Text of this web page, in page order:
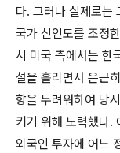
다. 그러나 실제로는
국가 신인도를 조정
시 미국 측에서는 한
설을 흘리면서 은근
향을 두려워하여 당
키기 위해 노력했다.
외국인 투자에 어느